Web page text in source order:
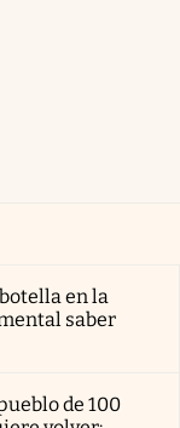
en la
saber
de 100